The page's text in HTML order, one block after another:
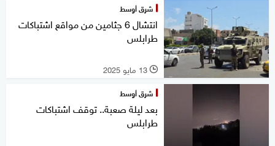
شرق أوسط
انتشال 6 جثامين من مواقع اشتباكات
طرابلس
l 13 مايو 2025
شرق أوسط
بعد ليلة صعبة.. توقف اشتباكات
طرابلس